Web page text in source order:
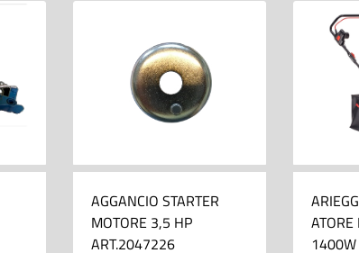
AGGANCIO STARTER
MOTORE 3,5 HP
ART.2047226
ATORE